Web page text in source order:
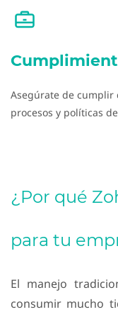
Asegúrate de cumplir
procesos y políticas
¿Por qué
para tu
El manejo
consumir mucho